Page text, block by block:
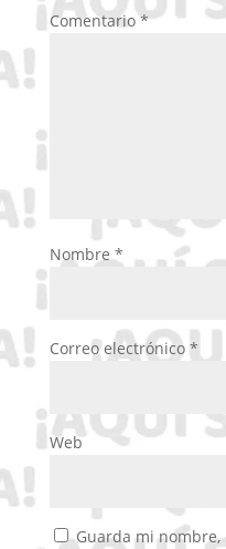
Comentario*
Nombre *
Correo electrónico *
Web
Guarda mi